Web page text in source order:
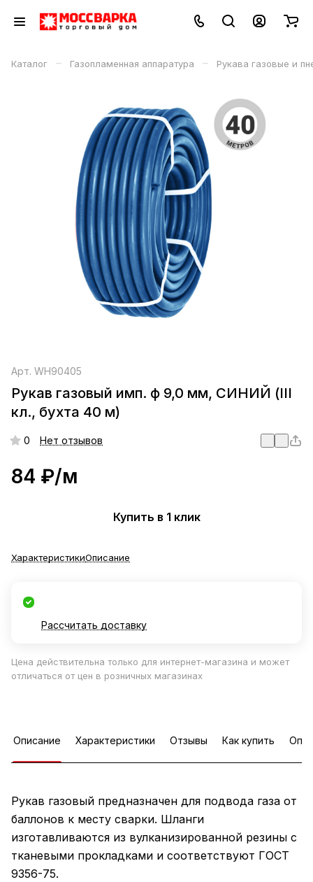
Каталог – Газопламенная аппаратура – Рукава газовые и
Арт. WH90405
Рукав газовый имп. ф 9,0 мм, СИНИЙ (III
кл., бухта 40 м)
0 Нет отзывов
84 ₽/м
Купить в 1 клик
ХарактеристикиОписание
Рассчитать доставку
Цена действительна только для интернет-магазина и может
отличаться от цен в розничных магазинах
Описание Характеристики Отзывы Как купить
Рукав газовый предназначен для подвода газа от
баллонов к месту сварки. Шланги
изготавливаются из вулканизированной резины с
тканевыми прокладками и соответствуют ГОСТ
9356-75.